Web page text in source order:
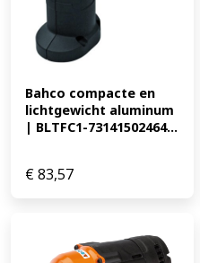
Bahco compacte en
lichtgewicht aluminum
| BLTFC1-73141502464...
€83,57